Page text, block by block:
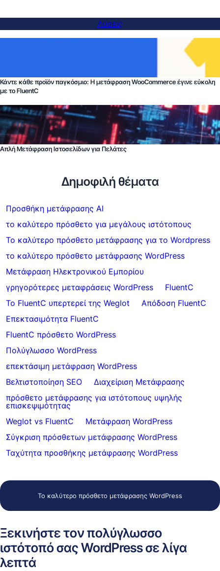
Λύσεις
Κάντε κάθε προϊόν παγκόσμιο: Η μετάφραση WooCommerce έγινε εύκολη
με το FluentC
Απλή Μετάφραση Ιστοσελίδων για Πελάτες
Δημοφιλή θέματα
Προσθήκη μετάφρασης AI
το καλύτερο πρόσθετο για μεγάλους ιστότοπους
Το καλύτερο πρόσθετο μετάφρασης για το Wordpress
το καλύτερο πρόσθετο μετάφρασης WordPress
Μετάφραση Ηλεκτρονικού Εμπορίου
γρηγορότερες μεταφράσεις WordPress
FluentC
Το FluentC υπερτερεί της Weglot
Απόδοση FluentC
Επεκτασιμότητα FluentC
FluentC πρόσθετο WordPress
Πολύγλωσσο WordPress
επεκτάσιμη μετάφραση WordPress
Βελτιστοποίηση SEO
Διαχείριση Μετάφρασης
πρόσθετο μετάφρασης για ιστότοπους υψηλής
επισκεψιμότητας
Weglot vs FluentC
Μετάφραση WordPress
Σύγκριση πρόσθετων μετάφρασης WordPress
Ταχύτητα προσθήκης μετάφρασης WordPress
Το καλύτερο πρόσθετο μετάφρασης WordPress
Ξεκινήστε τον πολύγλωσσο
ιστότοπό σας WordPress σε λίγα
λεπτά